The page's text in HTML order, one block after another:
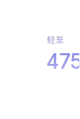
轻至
475